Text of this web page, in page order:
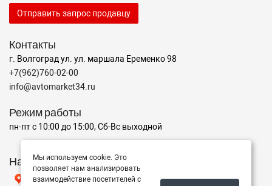
Отправить запрос продавцу
Контакты
г. Волгоград ул. ул. маршала Еременко 98
+7(962)760-02-00
info@avtomarket34.ru
Режим работы
пн-пт с 10:00 до 15:00, Сб-Вс выходной
Наш рейтинг на Яндексе
Мы используем cookie. Это
позволяет нам анализировать
взаимодействие посетителей с